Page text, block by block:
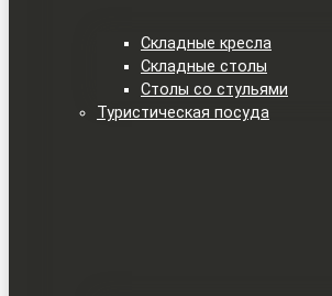
Складные кресла
Складные столы
Столы со стульями
Туристическая посуда